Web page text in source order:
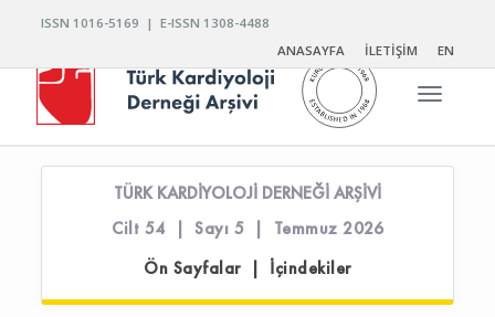
ISSN 1016-5169 | E-ISSN 1308-4488
ANASAYFA
İLETİŞİM EN
Toggle
TÜRK KARDİYOLOJİ DERNEĞİ ARŞİVİ
Cilt 54 | Sayı 5 | Temmuz 2026
Ön Sayfalar | İçindekiler